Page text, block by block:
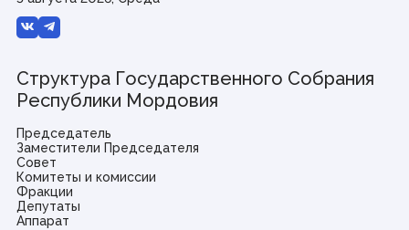
Структура Государственного Собрания
Республики Мордовия
Председатель
Заместители Председателя
Совет
Комитеты и комиссии
Фракции
Депутаты
Аппарат